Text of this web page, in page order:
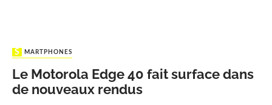
SMARTPHONES
Le Motorola Edge 40 fait surface dans
de nouveaux rendus